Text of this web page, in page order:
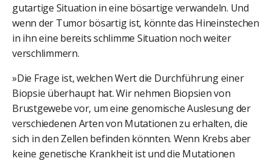
gutartige Situation in eine bösartige verwandeln. Und
wenn der Tumor bösartig ist, könnte das Hineinstechen
in ihn eine bereits schlimme Situation noch weiter
verschlimmern.
»Die Frage ist, welchen Wert die Durchführung einer
Biopsie überhaupt hat. Wir nehmen Biopsien von
Brustgewebe vor, um eine genomische Auslesung der
verschiedenen Arten von Mutationen zu erhalten, die
sich in den Zellen befinden könnten. Wenn Krebs aber
keine genetische Krankheit ist und die Mutationen